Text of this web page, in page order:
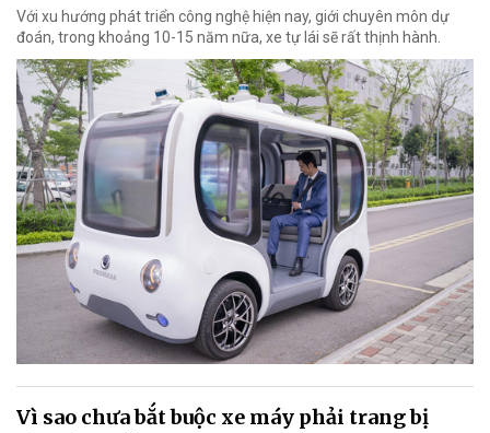
Với xu hướng phát triển công nghệ hiện nay, giới chuyên môn dự
đoán, trong khoảng 10-15 năm nữa, xe tự lái sẽ rất thịnh hành.
Vì sao chưa bắt buộc xe máy phải trang bị